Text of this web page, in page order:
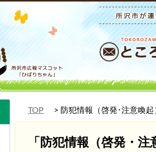
TOP 防犯情報（啓発･注意喚起
「防犯情報（啓発・